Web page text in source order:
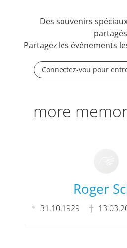
Des souvenirs
Partagez les événements
Connectez-vou pour
more
Roger
31.10.1929